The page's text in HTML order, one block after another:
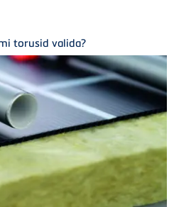
torusid valida?